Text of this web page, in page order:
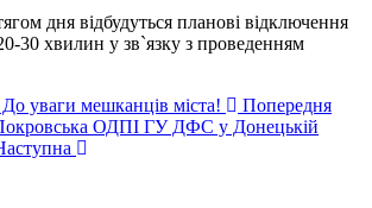
дня відбудуться планові відключення
30 хвилин у зв`язку з проведенням
уваги мешканців міста!
Попередня
ОДПІ ГУ ДФС у Донецькій